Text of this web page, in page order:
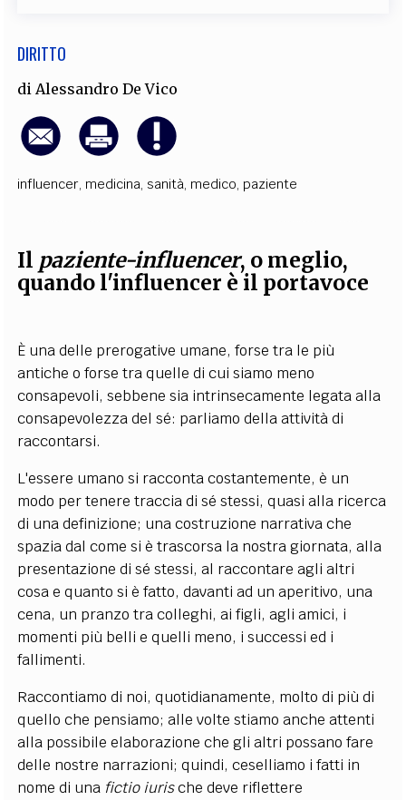
DIRITTO
di Alessandro De Vico
influencer, medicina,sanità, medico, paziente
Il paziente-influencer, o meglio,
quando l'influencer è il portavoce
È una delle prerogative umane, forse tra le più
antiche o forse tra quelle di cui siamo meno
consapevoli, sebbene sia intrinsecamente legata alla
consapevolezza del sé: parliamo della attività di
raccontarsi.
L'essere umano si racconta costantemente, è un
modo per tenere traccia di sé stessi, quasi alla ricerca
di una definizione; una costruzione narrativa che
spazia dal come si è trascorsa la nostra giornata, alla
presentazione di sé stessi, al raccontare agli altri
cosa e quanto si è fatto, davanti ad un aperitivo, una
cena, un pranzo tra colleghi, ai figli, agli amici, i
momenti più belli e quelli meno, i successi ed i
fallimenti.
Raccontiamo di noi, quotidianamente, molto di più di
quello che pensiamo; alle volte stiamo anche attenti
alla possibile elaborazione che gli altri possano fare
delle nostre narrazioni; quindi, ceselliamo i fatti in
nome di una fictio iurische deve riflettere